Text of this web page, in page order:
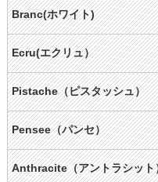
Branc(ホワイト)
Ecru(エクリュ）
Pistache（ピスタッシュ）
Pensee（パンセ）
Anthracite（アントラシット